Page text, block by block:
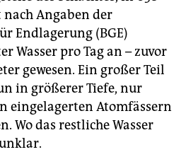
Angaben der
Endlagerung (BGE)
Wasser pro Tag an – zuvor
gewesen. Ein großer Teil
in größerer Tiefe, nur
eingelagerten Atomfässern
Wo das restliche Wasser